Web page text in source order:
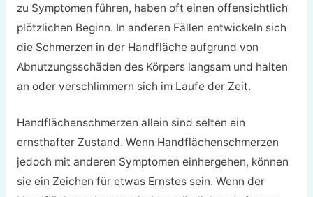
zu Symptomen führen, haben oft einen offensichtlich
plötzlichen Beginn. In anderen Fällen entwickeln sich
die Schmerzen in der Handfläche aufgrund von
Abnutzungsschäden des Körpers langsam und halten
an oder verschlimmern sich im Laufe der Zeit.
Handflächenschmerzen allein sind selten ein
ernsthafter Zustand. Wenn Handflächenschmerzen
jedoch mit anderen Symptomen einhergehen, können
sie ein Zeichen für etwas Ernstes sein. Wenn der